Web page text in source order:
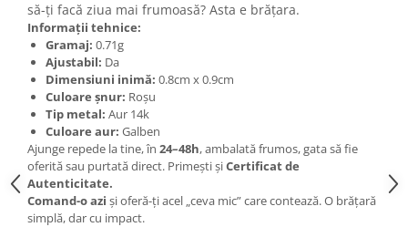
să-ți facă ziua mai frumoasă? Asta e brățara.
Informații tehnice:
Gramaj: 0.71g
Ajustabil: Da
Dimensiuni inimă: 0.8cm x 0.9cm
Culoare șnur: Roșu
Tip metal: Aur 14k
Culoare aur: Galben
Ajunge repede la tine, în 24–48h, ambalată frumos, gata să fie
oferită sau purtată direct. Primești șiCertificat de
Autenticitate.
Comand-o azi și oferă-ți acel „ceva mic” care contează. O brățară
simplă, dar cu impact.